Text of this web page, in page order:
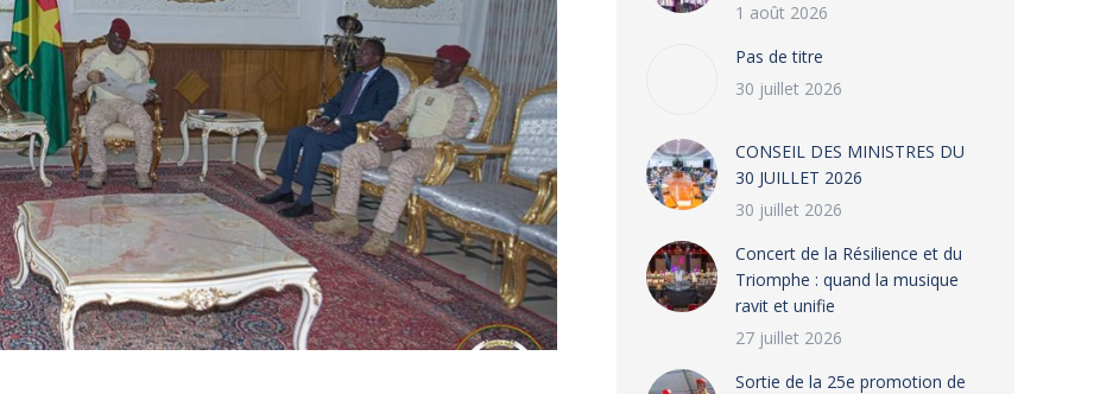
1 août 2026
Pas de titre
30 juillet 2026
CONSEIL DES MINISTRES DU
30 JUILLET 2026
30 juillet 2026
‎​Concert de la Résilience et du
Triomphe : quand la musique
ravit et unifie
27 juillet 2026
‎Sortie de la 25e promotion de